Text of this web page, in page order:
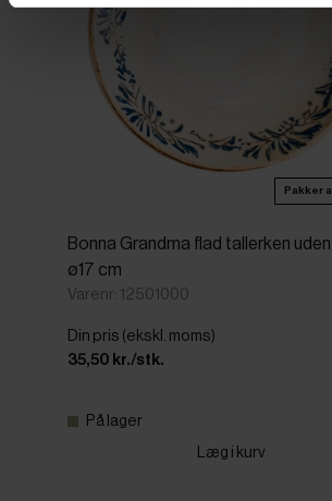
Pakker
Bonna Grandma flad tallerken uden
ø17 cm
Varenr: 12501000
Din pris (ekskl. moms)
35,50 kr./stk.
På lager
Læg i kurv